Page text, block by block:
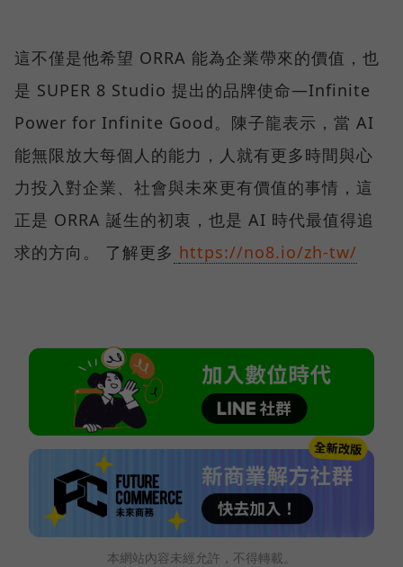
這不僅是他希望 ORRA 能為企業帶來的價值，也
是 SUPER 8 Studio 提出的品牌使命—Infinite
Power for Infinite Good。陳子龍表示，當 AI
能無限放大每個人的能力，人就有更多時間與心
力投入對企業、社會與未來更有價值的事情，這
正是 ORRA 誕生的初衷，也是 AI 時代最值得追
求的方向。 了解更多 https://no8.io/zh-tw/
本網站內容未經允許，不得轉載。